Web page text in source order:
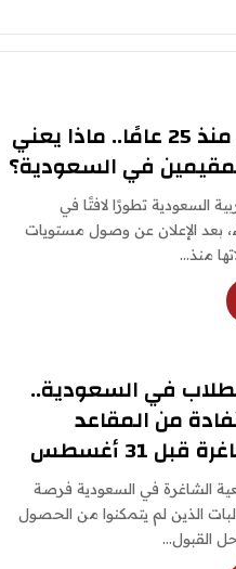
أدنى مستوى منذ 25 عامًا.. ماذا يعني
في السعودية؟
السعودية تطورًا لافتًا في
بعد الإعلان عن وصول مستويات
منذ…
في السعودية..
من المقاعد
31 أغسطس
الشاغرة في السعودية فرصة
الذين لم يتمكنوا من الحصول
القبول…